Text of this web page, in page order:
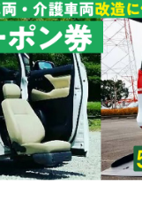
ってきたホクレア
）に始まった夏場
て「サタフラ」も
。
規模のニホンアワ
見され、この貴重な